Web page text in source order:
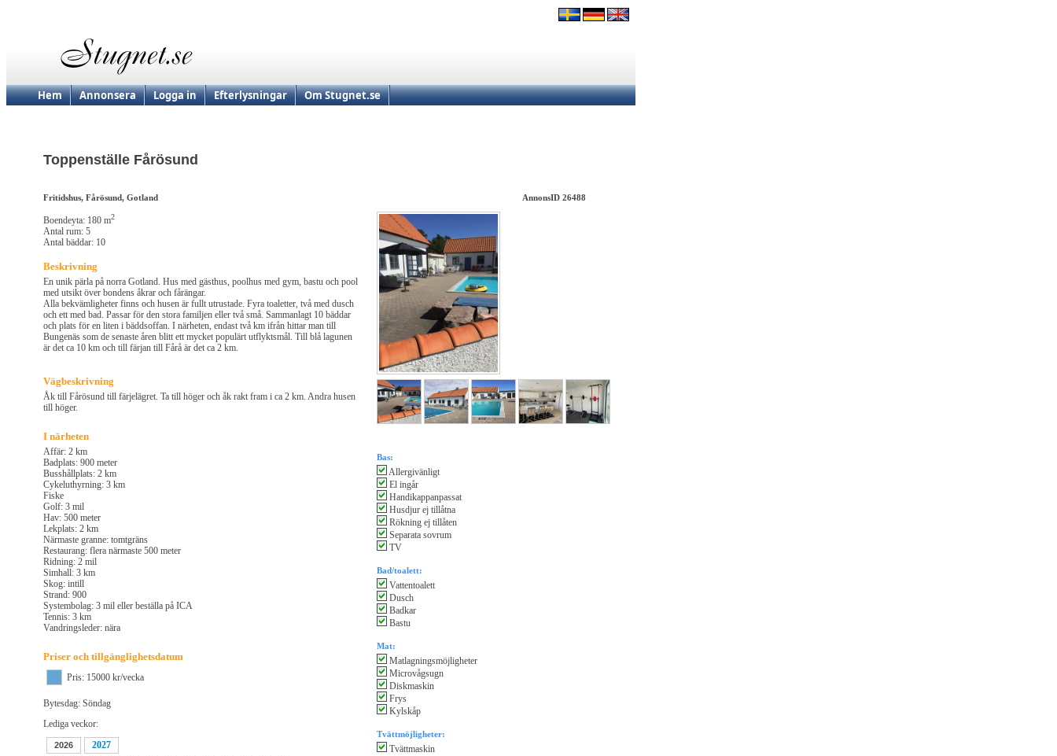
Hem Annonsera Logga in Efterlysningar Om Stugnet.se
Toppenställe Fårösund
Fritidshus, Fårösund, Gotland AnnonsID 26488
Boendeyta: 180 m2
Antal rum: 5
Antal bäddar: 10
Beskrivning
En unik pärla på norra Gotland. Hus med gästhus, poolhus med gym, bastu och pool
med utsikt över bondens åkrar och fårängar.
Alla bekvämligheter finns och husen är fullt utrustade. Fyra toaletter, två med dusch
och ett med bad. Passar för den stora familjen eller två små. Sammanlagt 10 bäddar
och plats för en liten i bäddsoffan. I närheten, endast två km ifrån hittar man till
Bungenäs som de senaste åren blitt ett mycket populärt utflyktsmål. Till blå lagunen
är det ca 10 km och till färjan till Fårå är det ca 2 km.
Vägbeskrivning
Åk till Fårösund till färjelägret. Ta till höger och åk rakt fram i ca 2 km. Andra husen
till höger.
I närheten
Affär: 2 km
Badplats: 900 meter
Busshållplats: 2 km
Cykeluthyrning: 3 km
Fiske
Golf: 3 mil
Hav: 500 meter
Lekplats: 2 km
Närmaste granne: tomtgräns
Restaurang: flera närmaste 500 meter
Ridning: 2 mil
Simhall: 3 km
Skog: intill
Strand: 900
Systembolag: 3 mil eller beställa på ICA
Tennis: 3 km
Vandringsleder: nära
Priser och tillgänglighetsdatum
Pris: 15000 kr/vecka
Bytesdag: Söndag
Lediga veckor:
2026
2027
Bas:
Allergivänligt
El ingår
Handikappanpassat
Husdjur ej tillåtna
Rökning ej tillåten
Separata sovrum
TV
Bad/toalett:
Vattentoalett
Dusch
Badkar
Bastu
Mat:
Matlagningsmöjligheter
Microvågsugn
Diskmaskin
Frys
Kylskåp
Tvättmöjligheter:
Tvättmaskin